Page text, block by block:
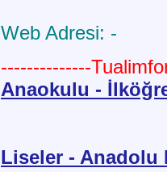
Web Adresi: -
--------------
Anaokulu -
Liseler - Anadolu